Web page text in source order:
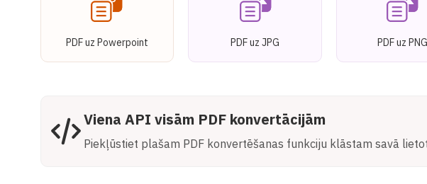
PDF uz Powerpoint PDF uz JPG PDF uz PNG
Viena API visām PDF konvertācijām
Piekļūstiet plašam PDF konvertēšanas funkciju klāstam savā